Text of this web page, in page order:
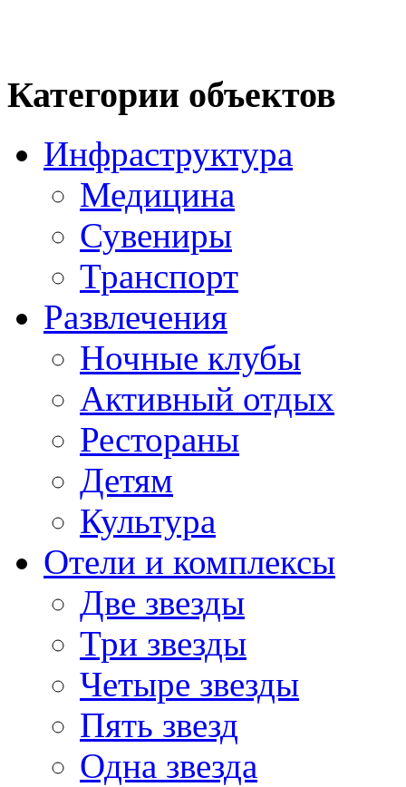
Категории объектов
Инфраструктура
Медицина
Сувениры
Транспорт
Развлечения
Ночные клубы
Активный отдых
Рестораны
Детям
Культура
Отели и комплексы
Две звезды
Три звезды
Четыре звезды
Пять звезд
Одна звезда